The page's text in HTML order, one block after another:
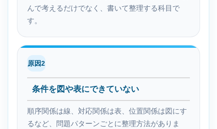
んで考えるだけでなく、書いて整理する科目で
す。
原因2
条件を図や表にできていない
順序関係は線、対応関係は表、位置関係は図にす
るなど、問題パターンごとに整理方法がありま